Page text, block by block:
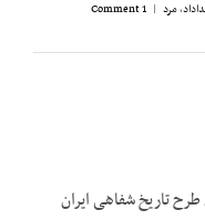
,مرد |
1 Comment
طرح تاریخ شفاهی ایران